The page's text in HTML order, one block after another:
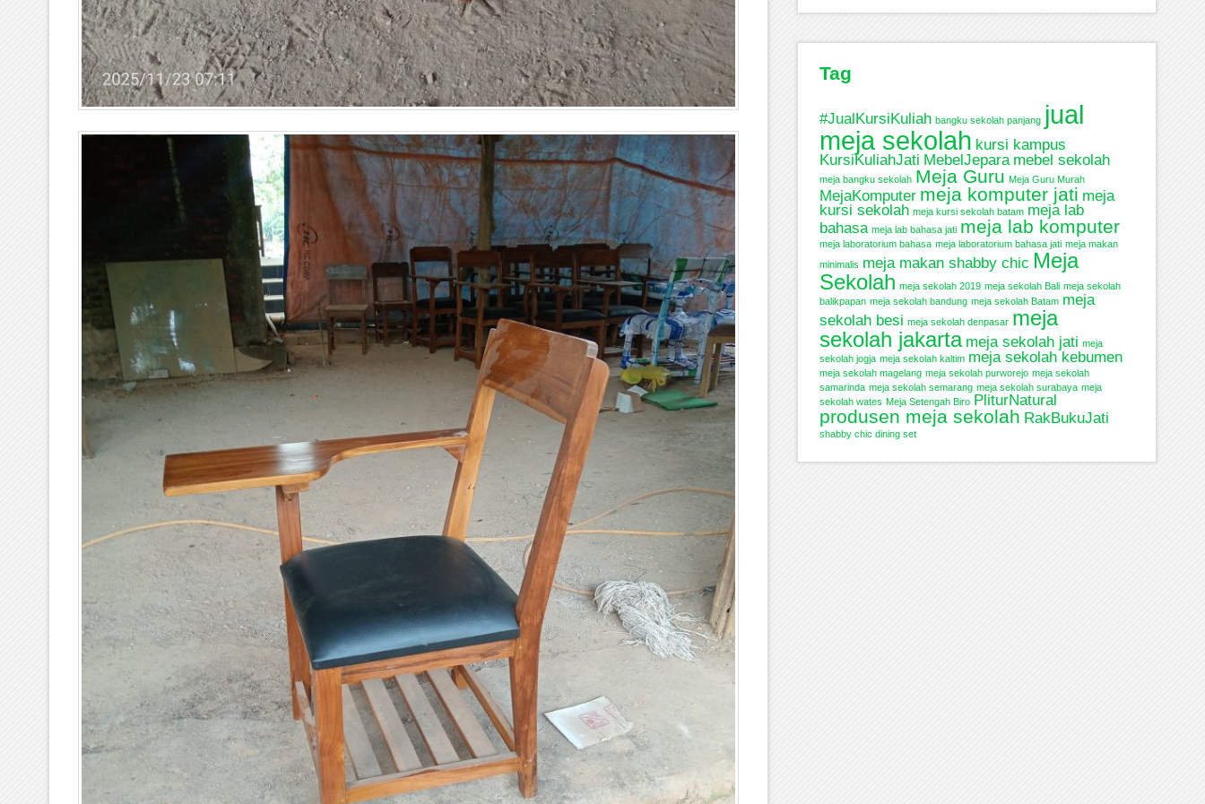
Tag
#JualKursiKuliah bangku sekolah panjang jual
meja sekolah kursi kampus
KursiKuliahJati MebelJepara mebel sekolah
meja bangku sekolah Meja Guru Meja Guru Murah
MejaKomputer meja komputer jati meja
kursi sekolah meja kursi sekolah batam meja lab
bahasa meja lab bahasa jati meja lab komputer
meja laboratorium bahasa meja laboratorium bahasa jati meja makan
minimalis meja makan shabby chic Meja
Sekolah meja sekolah 2019 meja sekolah Bali meja sekolah
balikpapan meja sekolah bandung meja sekolah Batam meja
sekolah besi meja sekolah denpasar meja
sekolah jakarta meja sekolah jati meja
sekolah jogja meja sekolah kaltim meja sekolah kebumen
meja sekolah magelang meja sekolah purworejo meja sekolah
samarinda meja sekolah semarang meja sekolah surabaya meja
sekolah wates Meja Setengah Biro PliturNatural
produsen meja sekolah RakBukuJati
shabby chic dining set